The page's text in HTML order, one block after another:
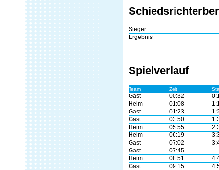
Sieger
Ergebnis
Spielverlauf
Team Zeit
Gast 00:32
Heim
01:08
Gast
01:23
Gast
03:50
Heim
05:55
Heim
06:19
Gast
07:02
Gast
07:45
Heim
08:51
Gast
09:15